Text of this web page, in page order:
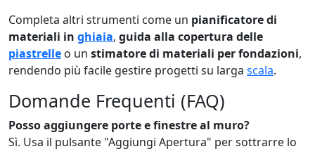
Completa altri strumenti come un pianificatore di
materiali in ghiaia, guida alla copertura delle
piastrelle o un stimatore di materiali per fondazioni,
rendendo più facile gestire progetti su larga scala.
Domande Frequenti (FAQ)
Posso aggiungere porte e finestre al muro?
Sì. Usa il pulsante "Aggiungi Apertura" per sottrarre lo